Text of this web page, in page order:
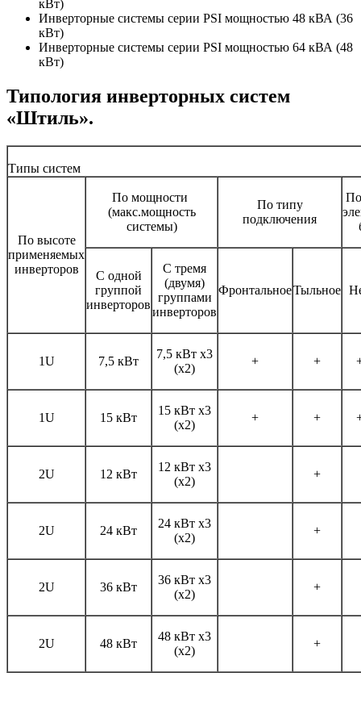
кВт)
Инверторные системы серии PSI мощностью 48 кВА (36
кВт)
Инверторные системы серии PSI мощностью 64 кВА (48
кВт)
Типология инверторных систем
«Штиль».
Типы систем
По высоте
применяемых
инверторов
По мощности
(макс.мощность
системы)
По типу
подключения
С одной
группой
инверторов
С тремя
(двумя)
группами
инверторов
ФронтальноеТыльное
1U 7,5 кВт
7,5 кВт х3
(х2)
+ +
1U 15 кВт
15 кВт х3
(х2)
+ +
2U 12 кВт
12 кВт х3
(х2)
+
2U 24 кВт
24 кВт х3
(х2)
+
2U 36 кВт
36 кВт х3
(х2)
+
2U 48 кВт
48 кВт х3
(х2)
+